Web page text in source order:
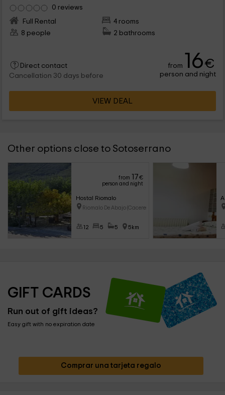
0 reviews
Full Rental
4 rooms
8 people
2 bathrooms
Direct contact
Cancellation 30 days before
from 16€
person and night
VIEW DEAL
Other options close to Sotoserrano
from 17€
person and night
Hostal Riomalo
Riomalo De Abajo (Caceres)
12 5 5 5km
GIFT CARDS
Run out of gift ideas?
Easy gift with no expiration date
Comprar una tarjeta regalo